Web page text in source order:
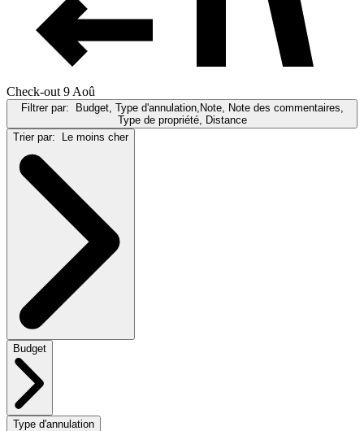
Check-out 9 Aoû
Filtrer par: Budget, Type d'annulation,Note, Note des commentaires,
Type de propriété, Distance
Trier par: Le moins cher
Budget
Type d'annulation